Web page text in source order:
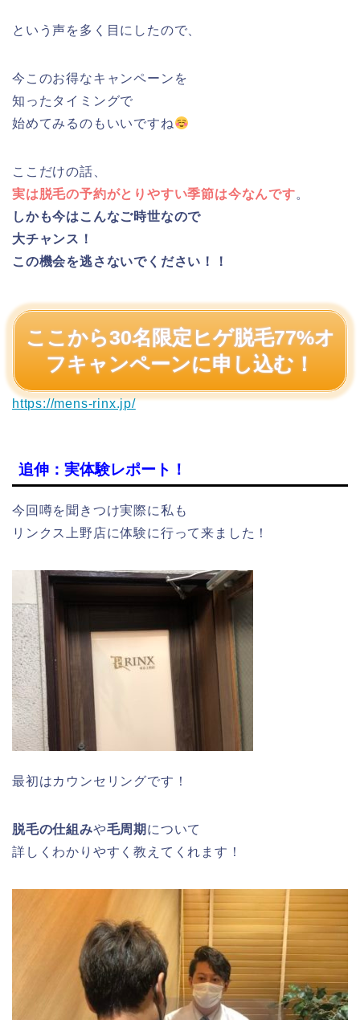
という声を多く目にしたので、
今このお得なキャンペーンを
知ったタイミングで
始めてみるのもいいですね
ここだけの話、
実は脱毛の予約がとりやすい季節は今なんです。
しかも今はこんなご時世なので
大チャンス！
この機会を逃さないでください！！
ここから30名限定ヒゲ脱毛77%オ
フキャンペーンに申し込む！
https://mens-rinx.jp/
追伸：実体験レポート！
今回噂を聞きつけ実際に私も
リンクス上野店に体験に行って来ました！
最初はカウンセリングです！
脱毛の仕組みや毛周期 について
詳しくわかりやすく教えてくれます！